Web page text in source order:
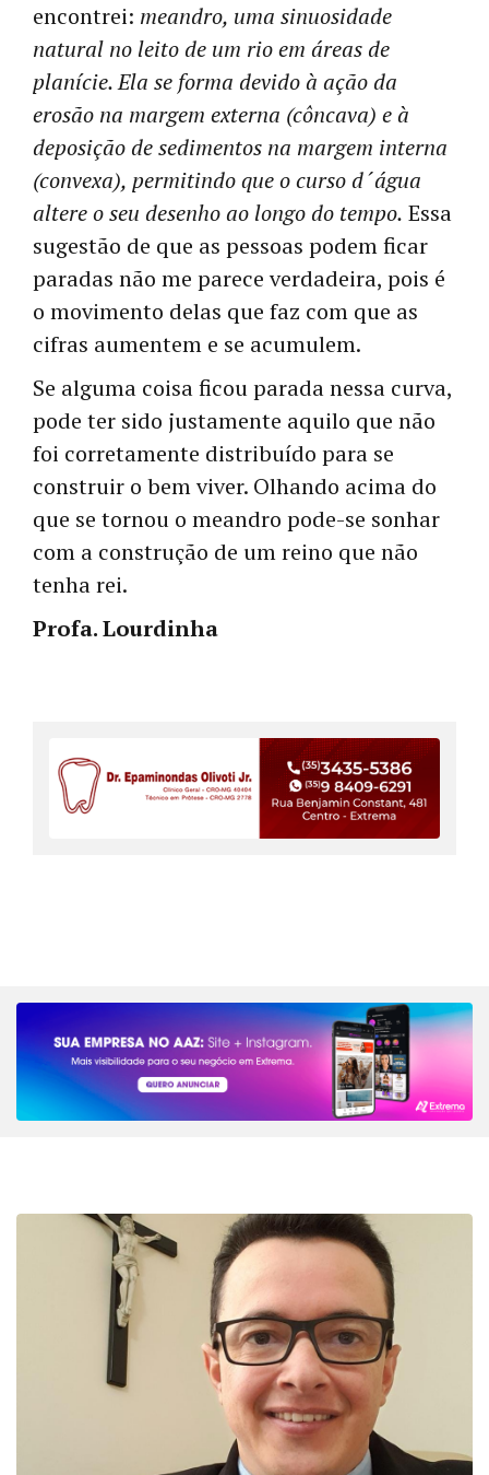
encontrei: meandro, uma sinuosidade
natural no leito de um rio em áreas de
planície. Ela se forma devido à ação da
erosão na margem externa (côncava) e à
deposição de sedimentos na margem interna
(convexa), permitindo que o curso d´água
altere o seu desenho ao longo do tempo. Essa
sugestão de que as pessoas podem ficar
paradas não me parece verdadeira, pois é
o movimento delas que faz com que as
cifras aumentem e se acumulem.
Se alguma coisa ficou parada nessa curva,
pode ter sido justamente aquilo que não
foi corretamente distribuído para se
construir o bem viver. Olhando acima do
que se tornou o meandro pode-se sonhar
com a construção de um reino que não
tenha rei.
Profa. Lourdinha